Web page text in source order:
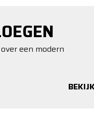
een modern